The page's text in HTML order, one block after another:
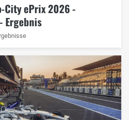
City ePrix 2026 -
Ergebnis